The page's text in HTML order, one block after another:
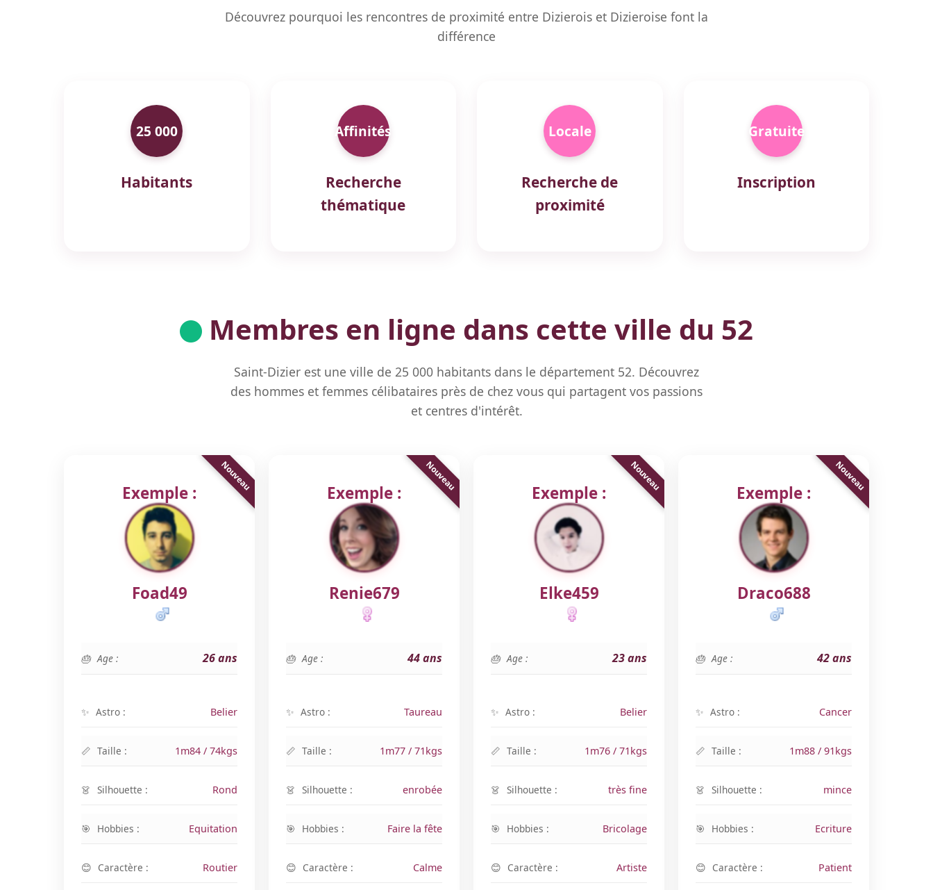
Découvrez pourquoi les rencontres de proximité entre Dizierois et Dizieroise font la
différence
25 000
Habitants
Affinités
Recherche
thématique
Locale
Recherche de
proximité
Gratuite
Inscription
Membres en ligne dans cette ville du 52
Saint-Dizier est une ville de 25 000 habitants dans le département 52. Découvrez
des hommes et femmes célibataires près de chez vous qui partagent vos passions
et centres d'intérêt.
Exemple :
Foad49
Age : 26 ans
Astro : Belier
Taille : 1m84 / 74kgs
Silhouette : Rond
Hobbies : Equitation
Caractère : Routier
Exemple :
Renie679
Age : 44 ans
Astro : Taureau
Taille : 1m77 / 71kgs
Silhouette : enrobée
Hobbies : Faire la fête
Caractère : Calme
Exemple :
Elke459
Age : 23 ans
Astro : Belier
Taille : 1m76 / 71kgs
Silhouette : très fine
Hobbies : Bricolage
Caractère : Artiste
Exemple :
Draco688
Age : 42 ans
Astro : Cancer
Taille : 1m88 / 91kgs
Silhouette : mince
Hobbies : Ecriture
Caractère : Patient